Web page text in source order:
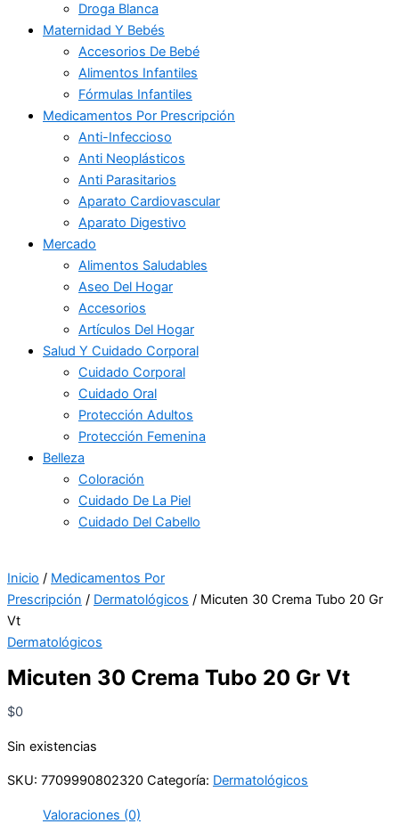
Droga Blanca
Maternidad Y Bebés
Accesorios De Bebé
Alimentos Infantiles
Fórmulas Infantiles
Medicamentos Por Prescripción
Anti-Infeccioso
Anti Neoplásticos
Anti Parasitarios
Aparato Cardiovascular
Aparato Digestivo
Mercado
Alimentos Saludables
Aseo Del Hogar
Accesorios
Artículos Del Hogar
Salud Y Cuidado Corporal
Cuidado Corporal
Cuidado Oral
Protección Adultos
Protección Femenina
Belleza
Coloración
Cuidado De La Piel
Cuidado Del Cabello
Inicio / Medicamentos Por
Prescripción / Dermatológicos / Micuten 30 Crema Tubo 20 Gr
Vt
Dermatológicos
Micuten 30 Crema Tubo 20 Gr Vt
$0
Sin existencias
SKU: 7709990802320 Categoría: Dermatológicos
Valoraciones (0)